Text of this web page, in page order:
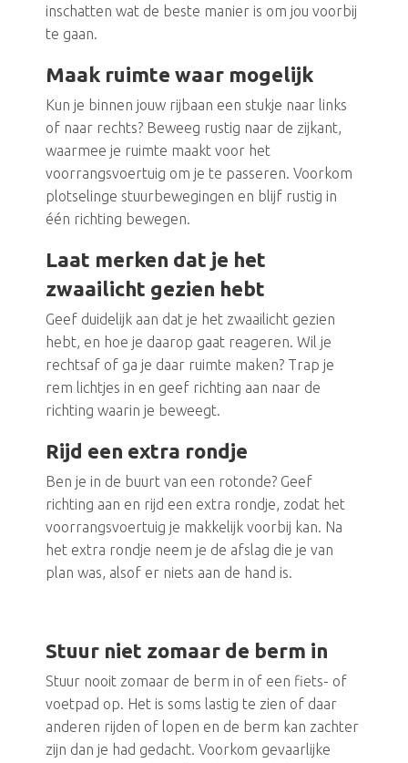
inschatten wat de beste manier is om jou voorbij
te gaan.
Maak ruimte waar mogelijk
Kun je binnen jouw rijbaan een stukje naar links
of naar rechts? Beweeg rustig naar de zijkant,
waarmee je ruimte maakt voor het
voorrangsvoertuig om je te passeren. Voorkom
plotselinge stuurbewegingen en blijf rustig in
één richting bewegen.
Laat merken dat je het
zwaailicht gezien hebt
Geef duidelijk aan dat je het zwaailicht gezien
hebt, en hoe je daarop gaat reageren. Wil je
rechtsaf of ga je daar ruimte maken? Trap je
rem lichtjes in en geef richting aan naar de
richting waarin je beweegt.
Rijd een extra rondje
Ben je in de buurt van een rotonde? Geef
richting aan en rijd een extra rondje, zodat het
voorrangsvoertuig je makkelijk voorbij kan. Na
het extra rondje neem je de afslag die je van
plan was, alsof er niets aan de hand is.
Stuur niet zomaar de berm in
Stuur nooit zomaar de berm in of een fiets- of
voetpad op. Het is soms lastig te zien of daar
anderen rijden of lopen en de berm kan zachter
zijn dan je had gedacht. Voorkom gevaarlijke